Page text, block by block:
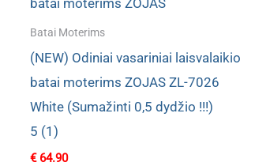
Batai Moterims
(NEW) Odiniai vasariniai laisvalaikio
batai moterims ZOJAS ZL-7026
White (Sumažinti 0,5 dydžio !!!)
5 (1)
€64.90